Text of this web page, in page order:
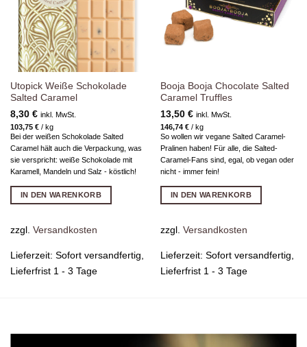
Utopick Weiße Schokolade
Salted Caramel
8,30 € inkl. MwSt.
103,75 €/ kg
Bei der weißen Schokolade Salted
Caramel hält auch die Verpackung, was
sie verspricht: weiße Schokolade mit
Karamell, Mandeln und Salz - köstlich!
IN DEN WARENKORB
zzgl. Versandkosten
Lieferzeit: Sofort versandfertig,
Lieferfrist 1 - 3 Tage
Booja Booja Chocolate Salted
Caramel Truffles
13,50 € inkl. MwSt.
146,74 €/ kg
So wollen wir vegane Salted Caramel-
Pralinen haben! Für alle, die Salted-
Caramel-Fans sind, egal, ob vegan oder
nicht - immer fein!
IN DEN WARENKORB
zzgl. Versandkosten
Lieferzeit: Sofort versandfertig,
Lieferfrist 1 - 3 Tage